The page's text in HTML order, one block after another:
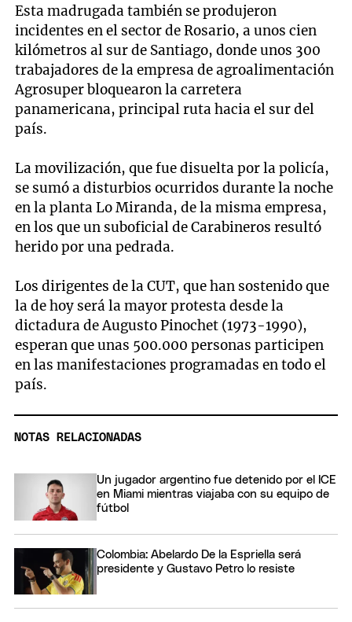
Esta madrugada también se produjeron
incidentes en el sector de Rosario, a unos cien
kilómetros al sur de Santiago, donde unos 300
trabajadores de la empresa de agroalimentación
Agrosuper bloquearon la carretera
panamericana, principal ruta hacia el sur del
país.
La movilización, que fue disuelta por la policía,
se sumó a disturbios ocurridos durante la noche
en la planta Lo Miranda, de la misma empresa,
en los que un suboficial de Carabineros resultó
herido por una pedrada.
Los dirigentes de la CUT, que han sostenido que
la de hoy será la mayor protesta desde la
dictadura de Augusto Pinochet (1973-1990),
esperan que unas 500.000 personas participen
en las manifestaciones programadas en todo el
país.
NOTAS RELACIONADAS
Un jugador argentino fue detenido por el ICE
en Miami mientras viajaba con su equipo de
fútbol
Colombia: Abelardo De la Espriella será
presidente y Gustavo Petro lo resiste